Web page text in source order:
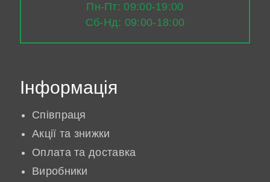
Пн-Пт: 09:00-19:00
Сб-Нд: 09:00-18:00
Інформація
Співпраця
Акції та знижки
Оплата та доставка
Виробники